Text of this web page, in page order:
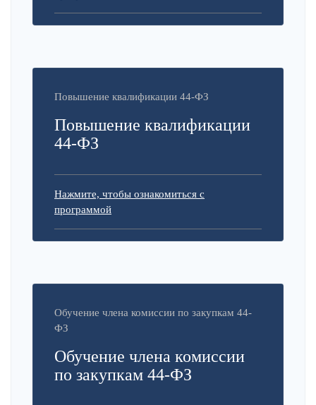
Повышение квалификации 44-ФЗ
Повышение квалификации
44-ФЗ
Нажмите, чтобы ознакомиться с
программой
Обучение члена комиссии по закупкам 44-
ФЗ
Обучение члена комиссии
по закупкам 44-ФЗ